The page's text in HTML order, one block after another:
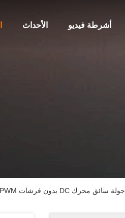
الأحداث أشرطة فيديو
جولة سائق محرك DC بدون فرشات PWM تردد 1-20 كيلو هرتز دورة العمل 0-100٪